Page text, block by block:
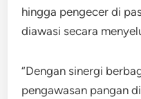
hingga pengecer di
diawasi secara
“Dengan sinergi
pengawasan pangan